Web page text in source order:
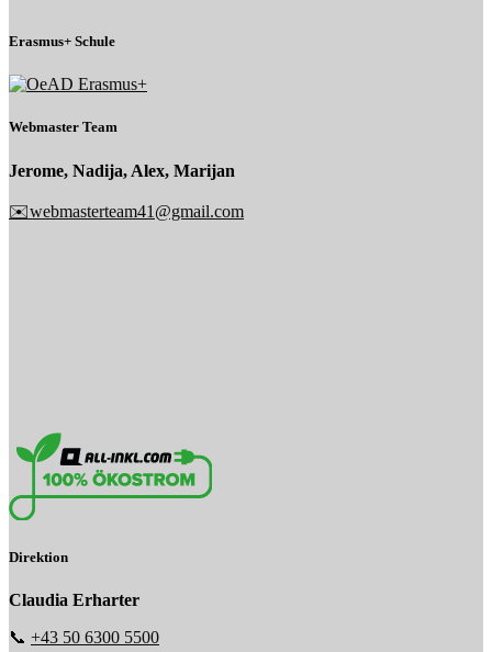
Erasmus+ Schule
Webmaster Team
Jerome, Nadija, Alex, Marijan
✉️webmasterteam41@gmail.com
Direktion
Claudia Erharter
📞 +43 50 6300 5500